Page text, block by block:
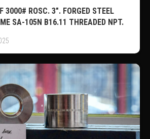
3000# ROSC. 3″. FORGED STEEL
SA-105N B16.11 THREADED NPT.